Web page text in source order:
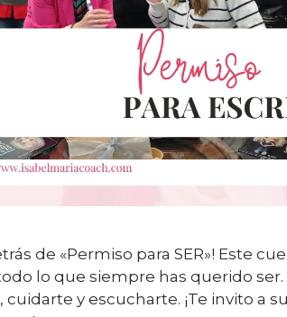
de «Permiso para SER»! Este
lo que siempre has querido
y escucharte. ¡Te invito a